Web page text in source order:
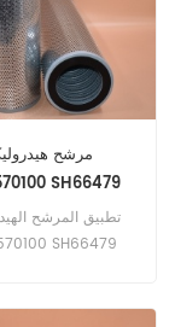
مرشح
5535570100 SH66479
تطبيق المرشح
SH66479